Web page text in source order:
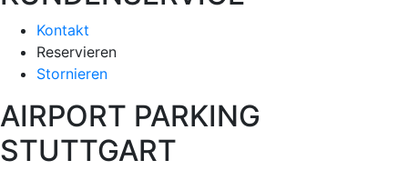
Kontakt
Reservieren
Stornieren
AIRPORT PARKING
STUTTGART